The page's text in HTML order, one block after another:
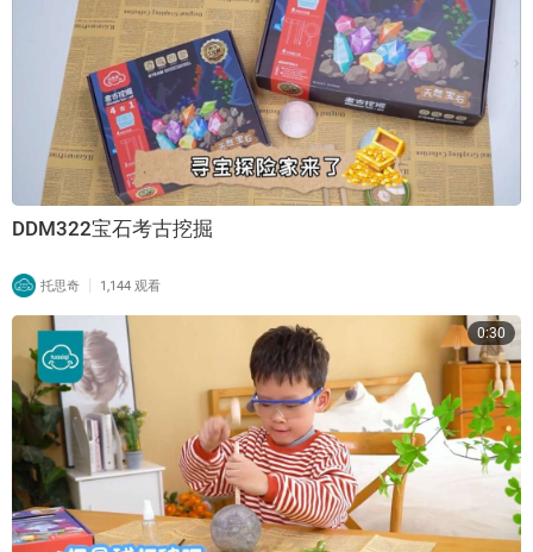
DDM322宝石考古挖掘
托思奇 | 1,144 观看
0:30